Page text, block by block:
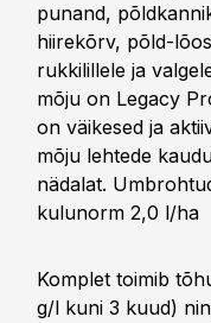
punand,
hiirekõrv, põld-
rukkilillele ja
mõju on Legacy
on väikesed ja
mõju lehtede
nädalat.
kulunorm 2,0 l/ha
Komplet toimib
g/l kuni 3 kuud)